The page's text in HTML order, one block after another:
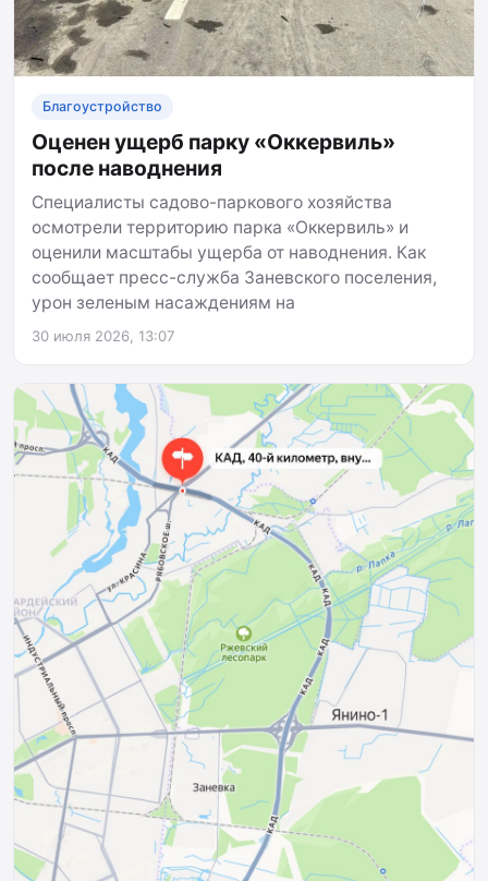
Благоустройство
Оценен ущерб парку «Оккервиль»
после наводнения
Специалисты садово-паркового хозяйства
осмотрели территорию парка «Оккервиль» и
оценили масштабы ущерба от наводнения. Как
сообщает пресс-служба Заневского поселения,
урон зеленым насаждениям на
30 июля 2026, 13:07